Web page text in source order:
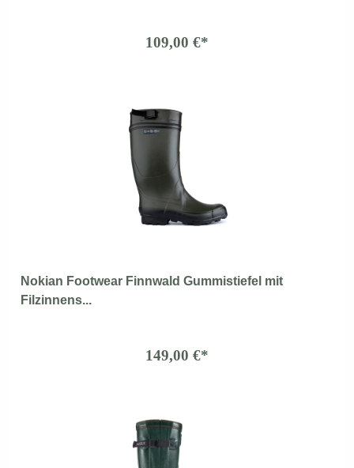
109,00 €*
Nokian Footwear Finnwald Gummistiefel mit
Filzinnens...
149,00 €*